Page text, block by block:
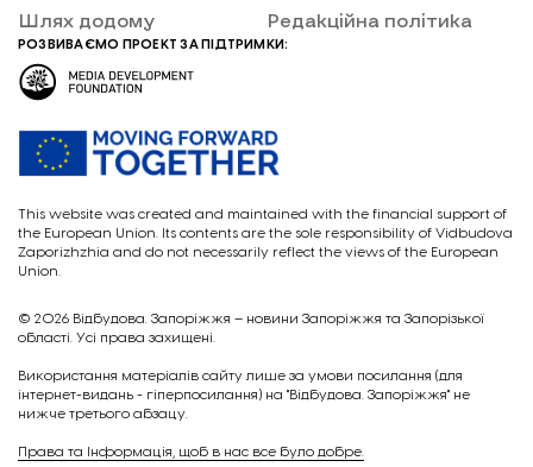
Шлях додому
Редакційна політика
РОЗВИВАЄМО ПРОЕКТ ЗА ПІДТРИМКИ:
This website was created and maintained with the financial support of
the European Union. Its contents are the sole responsibility of Vidbudova
Zaporizhzhia and do not necessarily reflect the views of the European
Union.
© 2026 Відбудова. Запоріжжя – новини Запоріжжя та Запорізької
області. Усі права захищені.
Викориcтання матеріалів сайту лише за умови посилання (для
інтернет-видань - гіперпосилання) на "Відбудова. Запоріжжя" не
нижче третього абзацу.
Права та Інформація, щоб в нас все було добре.